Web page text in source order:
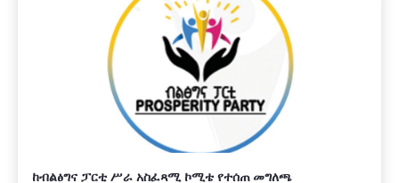
ከብልፅግና ፓርቲ ሥራ አስፈጻሚ ኮሚቴ የተሰጠ መግለጫ